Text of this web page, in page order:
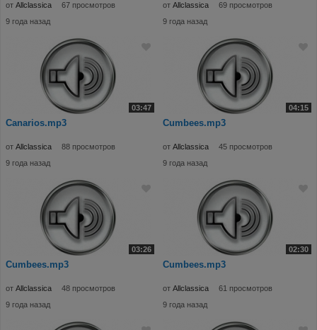
от Allclassica
67 просмотров
9 года назад
от Allclassica
69 просмотров
9 года назад
03:47
Canarios.mp3
от Allclassica
88 просмотров
9 года назад
04:15
Cumbees.mp3
от Allclassica
45 просмотров
9 года назад
03:26
Cumbees.mp3
от Allclassica
48 просмотров
9 года назад
02:30
Cumbees.mp3
от Allclassica
61 просмотров
9 года назад